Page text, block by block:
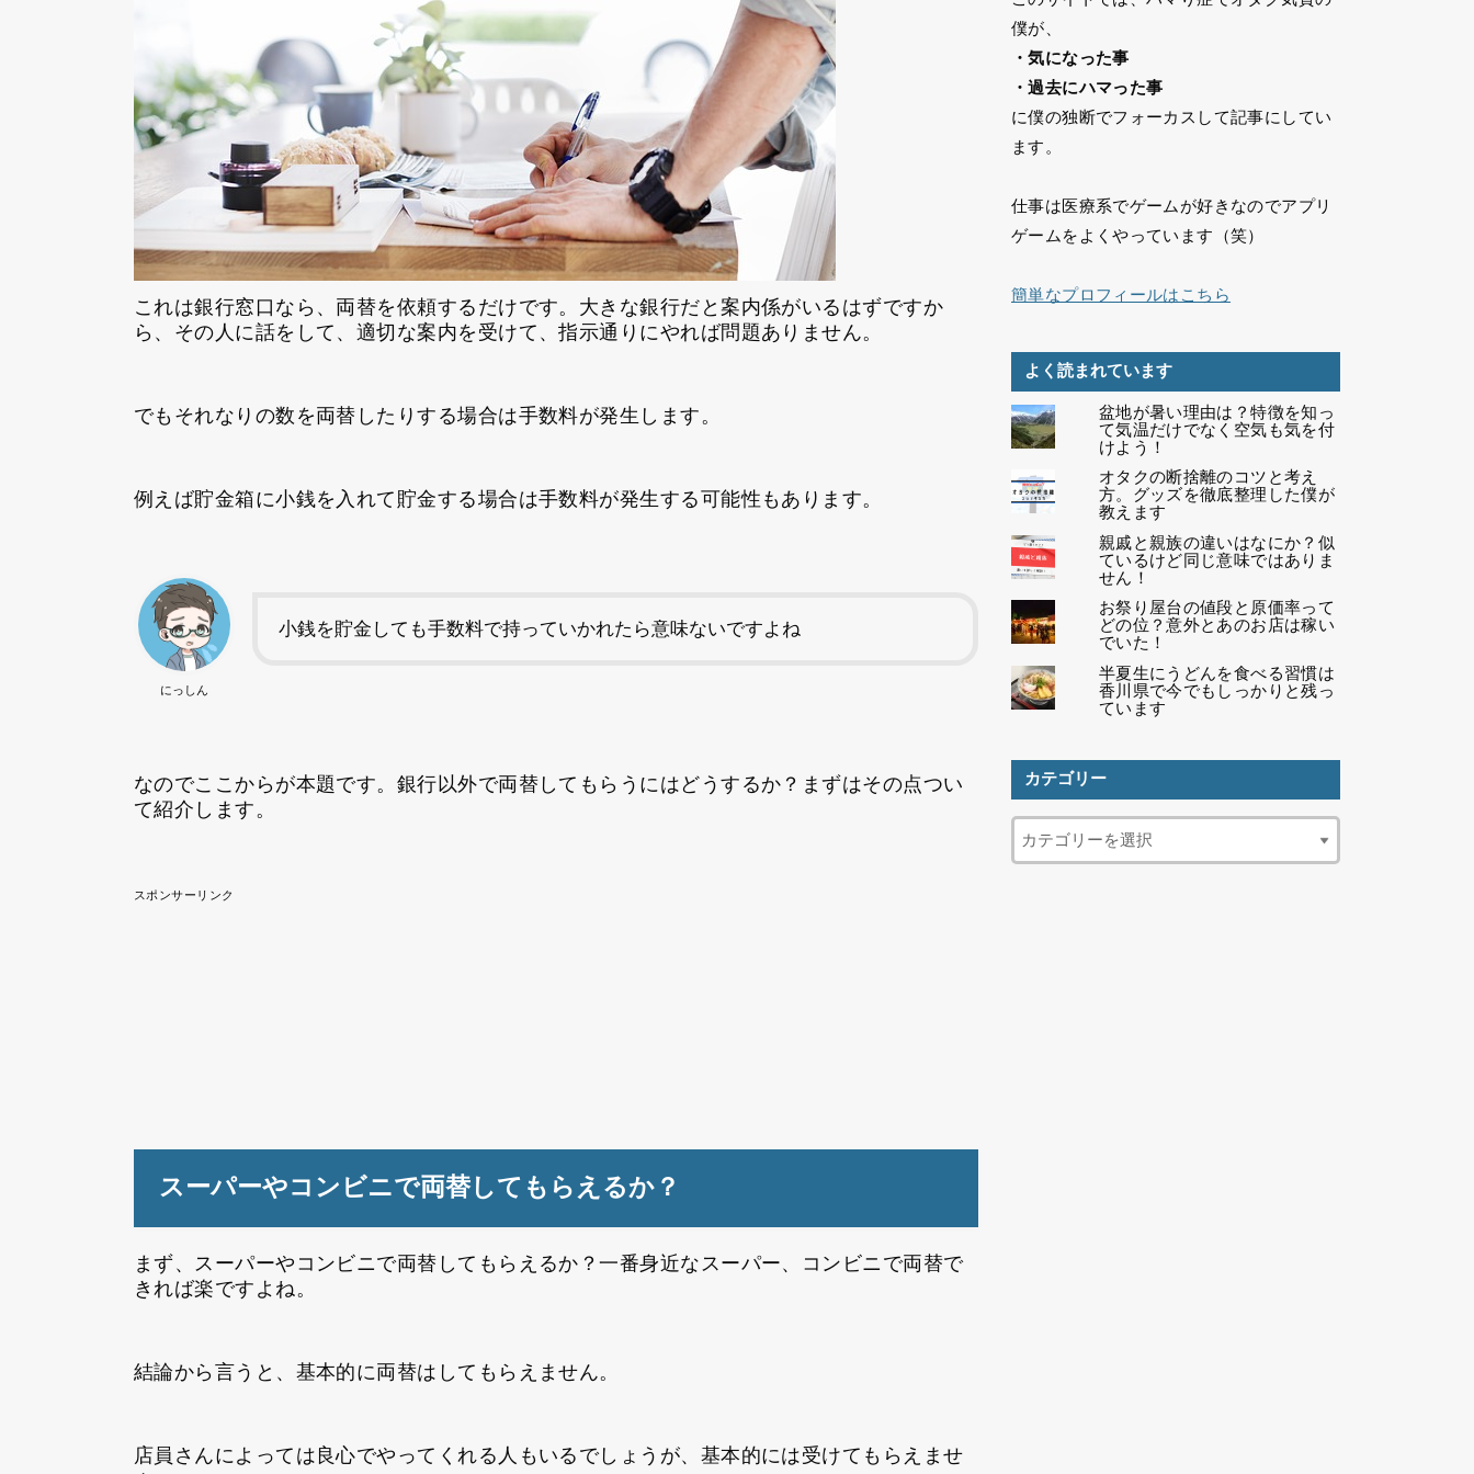
これは銀行窓口なら、両替を依頼するだけです。大きな銀行だと案内係がいるはずですか
ら、その人に話をして、適切な案内を受けて、指示通りにやれば問題ありません。
でもそれなりの数を両替したりする場合は手数料が発生します。
例えば貯金箱に小銭を入れて貯金する場合は手数料が発生する可能性もあります。
にっしん
小銭を貯金しても手数料で持っていかれたら意味ないですよね
なのでここからが本題です。銀行以外で両替してもらうにはどうするか？まずはその点つい
て紹介します。
スポンサーリンク
スーパーやコンビニで両替してもらえるか？
まず、スーパーやコンビニで両替してもらえるか？一番身近なスーパー、コンビニで両替で
きれば楽ですよね。
結論から言うと、基本的に両替はしてもらえません。
店員さんによっては良心でやってくれる人もいるでしょうが、基本的には受けてもらえませ
僕が、
・気になった事
・過去にハマった事
に僕の独断でフォーカスして記事にしてい
ます。
仕事は医療系でゲームが好きなのでアプリ
ゲームをよくやっています（笑）
簡単なプロフィールはこちら
よく読まれています
盆地が暑い理由は？特徴を知っ
て気温だけでなく空気も気を付
けよう！
オタクの断捨離のコツと考え
方。グッズを徹底整理した僕が
教えます
親戚と親族の違いはなにか？似
ているけど同じ意味ではありま
せん！
お祭り屋台の値段と原価率って
どの位？意外とあのお店は稼い
でいた！
半夏生にうどんを食べる習慣は
香川県で今でもしっかりと残っ
ています
カテゴリー